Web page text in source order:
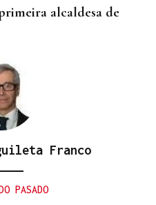
alcaldesa de
Franco
PASADO